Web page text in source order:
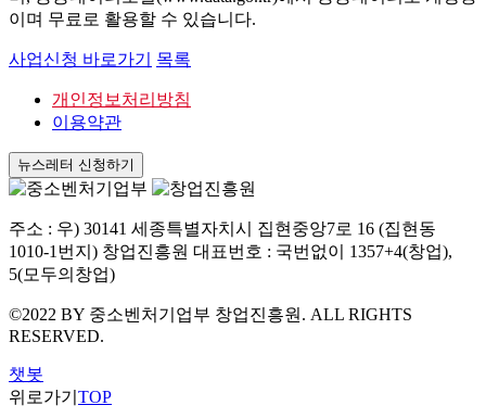
이며 무료로 활용할 수 있습니다.
사업신청 바로가기 목록
개인정보처리방침
이용약관
뉴스레터 신청하기
주소 : 우) 30141 세종특별자치시 집현중앙7로 16 (집현동
1010-1번지) 창업진흥원 대표번호 : 국번없이 1357+4(창업),
5(모두의창업)
©2022 BY 중소벤처기업부 창업진흥원. ALL RIGHTS
RESERVED.
챗봇
위로가기 TOP